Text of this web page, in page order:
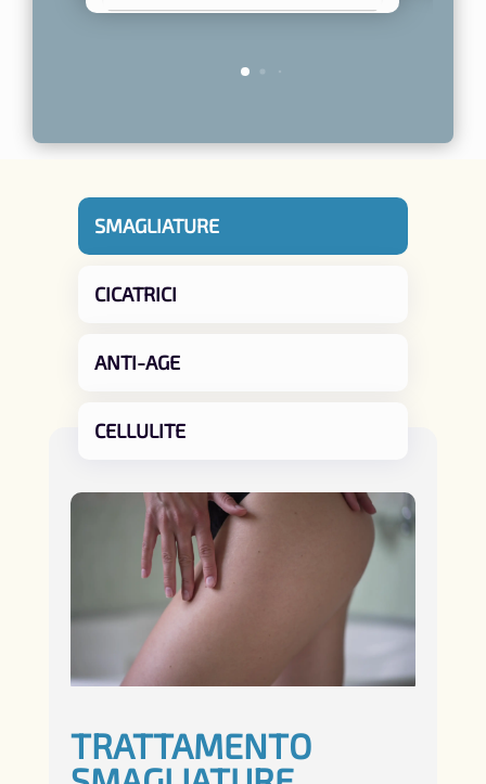
SMAGLIATURE
CICATRICI
ANTI-AGE
CELLULITE
TRATTAMENTO